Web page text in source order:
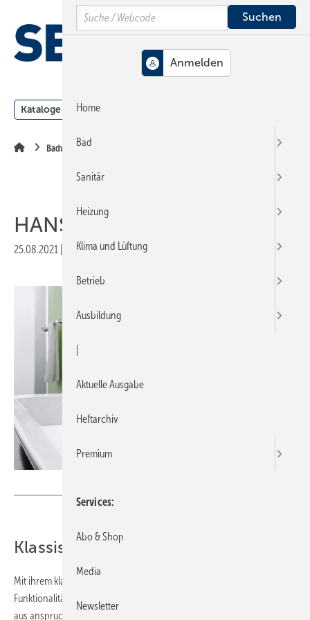
Hauptinhalt
Hauptmenü
SiteSearch
Kataloge Meldungen
Badwelt
HANSALIGNA
25.08.2021 Veröffentlicht inAusgabe 11-2021
Klassisch stilvoll
Mit ihrem klaren unverwechselbaren Stil und ihrer intelligenten
Funktionalität schafft die Serie HANSALIGNA eine perfekte Symbiose
aus anspruchsvollem Design und moderner Technik. Die abgerundete
Search
Home
Bad
Sanitär
Heizung
Klima und Lüftung
Betrieb
Ausbildung
Aktuelle Ausgabe
Heftarchiv
Premium
Services
Abo & Shop
Media
Newsletter